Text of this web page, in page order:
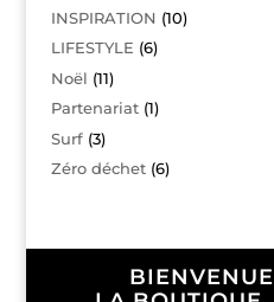
INSPIRATION (10)
LIFESTYLE (6)
Noël (11)
Partenariat(1)
Surf(3)
Zéro déchet(6)
BIENVENUE